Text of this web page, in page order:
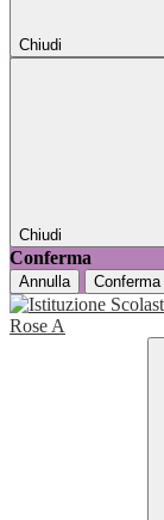
Chiudi
Chiudi
Conferma
Annulla Conferma